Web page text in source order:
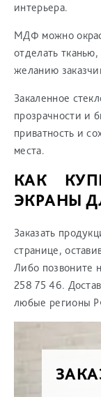
интерьера.
МДФ можно
отделать
желанию
Закаленное
прозрачности и
приватность и
места.
КАК
ЭКРАНЫ
Заказать
странице,
Либо позвоните
258 75 46.
любые регионы